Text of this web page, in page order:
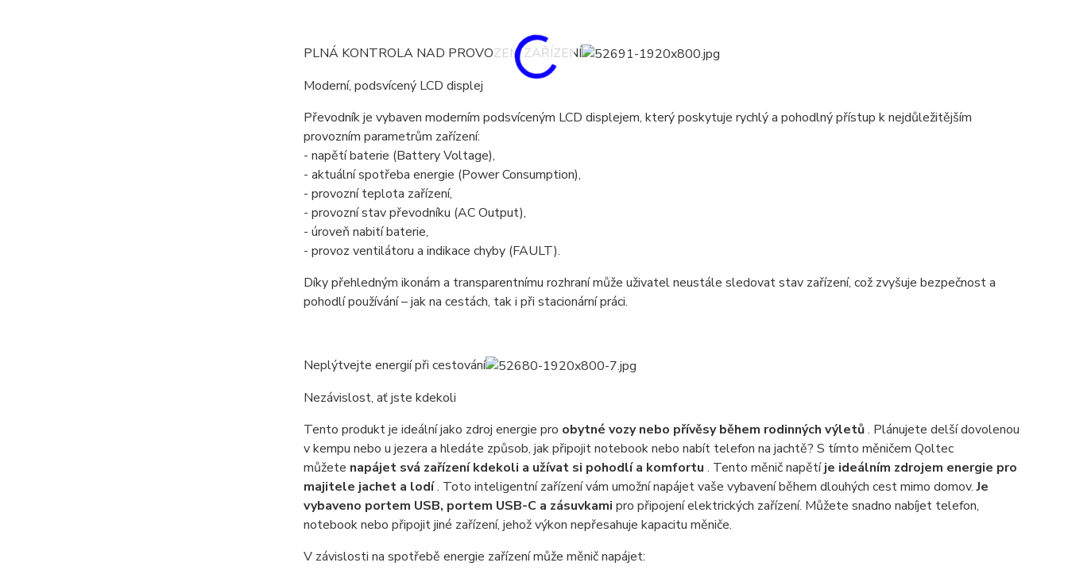
PLNÁ KONTROLA NAD PROVOZEM ZAŘÍZENÍ
Moderní, podsvícený LCD displej
Převodník je vybaven moderním podsvíceným LCD displejem, který poskytuje rychlý a pohodlný přístup k nejdůležitějším
provozním parametrům zařízení:
- napětí baterie (Battery Voltage),
- aktuální spotřeba energie (Power Consumption),
- provozní teplota zařízení,
- provozní stav převodníku (AC Output),
- úroveň nabití baterie,
- provoz ventilátoru a indikace chyby (FAULT).
Díky přehledným ikonám a transparentnímu rozhraní může uživatel neustále sledovat stav zařízení, což zvyšuje bezpečnost a
pohodlí používání – jak na cestách, tak i při stacionární práci.
Neplýtvejte energií při cestování
Nezávislost, ať jste kdekoli
Tento produkt je ideální jako zdroj energie pro obytné vozy nebo přívěsy během rodinných výletů. Plánujete delší dovolenou
v kempu nebo u jezera a hledáte způsob, jak připojit notebook nebo nabít telefon na jachtě? S tímto měničem Qoltec
můžete napájet svá zařízení kdekoli a užívat si pohodlí a komfortu . Tento měnič napětíje ideálním zdrojem energie pro
majitele jachet a lodí. Toto inteligentní zařízení vám umožní napájet vaše vybavení během dlouhých cest mimo domov.Je
vybaveno portem USB, portem USB-C a zásuvkami pro připojení elektrických zařízení. Můžete snadno nabíjet telefon,
notebook nebo připojit jiné zařízení, jehož výkon nepřesahuje kapacitu měniče.
V závislosti na spotřebě energie zařízení může měnič napájet: